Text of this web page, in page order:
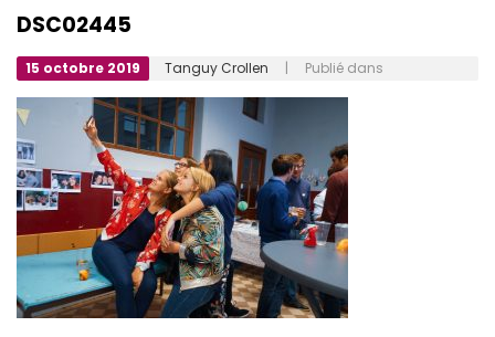
DSC02445
15 octobre 2019 Tanguy Crollen | Publié dans